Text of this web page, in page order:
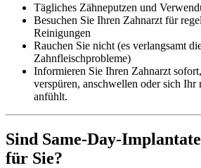
Tägliches Zähneputzen und
Besuchen Sie Ihren Zahnarzt für
Reinigungen
Rauchen Sie nicht (es verlangsamt
Zahnfleischprobleme)
Informieren Sie Ihren Zahnarzt
verspüren, anschwellen oder sich Ihr
anfühlt.
Sind Same-Day-
für Sie?